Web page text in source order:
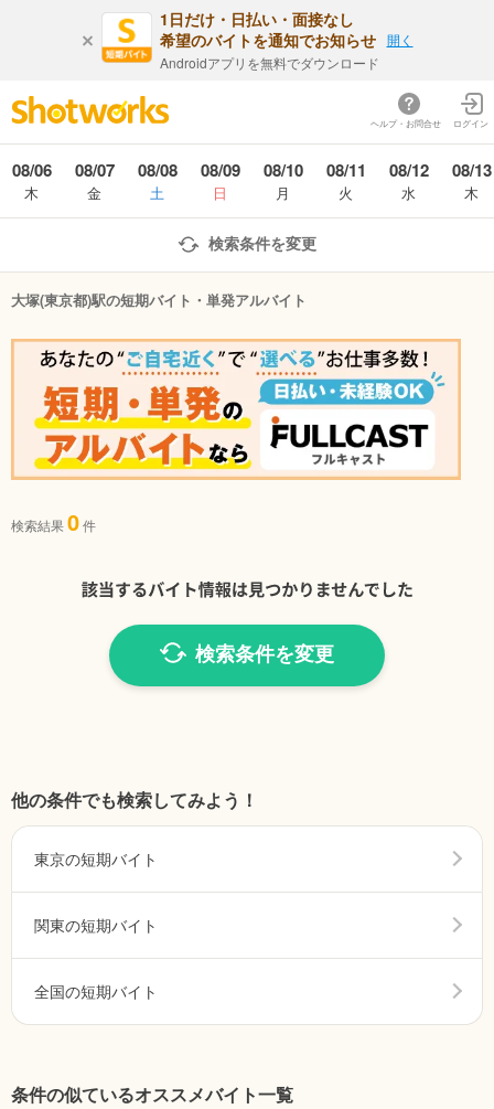
1日だけ・日払い・面接なし
希望のバイトを通知でお知らせ
Androidアプリを無料でダウンロード
開く
ヘルプ・お問合せ ログイン
08/06
木
08/07
金
08/08
土
08/09
日
08/10
月
08/11
火
08/12
水
08/13
木
検索条件を変更
大塚(東京都)駅の短期バイト・単発アルバイト
検索結果0件
検索条件を変更
他の条件でも検索してみよう！
東京の短期バイト
関東の短期バイト
全国の短期バイト
条件の似ているオススメバイト一覧